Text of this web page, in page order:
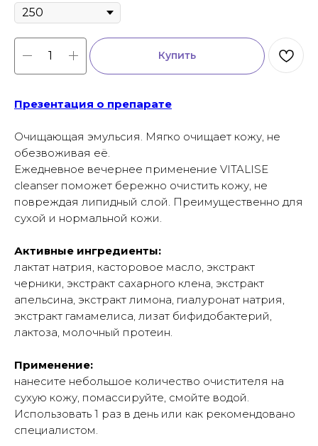
Купить
Презентация о препарате
Очищающая эмульсия. Мягко очищает кожу, не
обезвоживая её.
Ежедневное вечернее применение VITALISE
cleanser поможет бережно очистить кожу, не
повреждая липидный слой. Преимущественно для
сухой и нормальной кожи.
Активные ингредиенты:
лактат натрия, касторовое масло, экстракт
черники, экстракт сахарного клена, экстракт
апельсина, экстракт лимона, гиалуронат натрия,
экстракт гамамелиса, лизат бифидобактерий,
лактоза, молочный протеин.
Применение:
нанесите небольшое количество очистителя на
сухую кожу, помассируйте, смойте водой.
Использовать 1 раз в день или как рекомендовано
специалистом.